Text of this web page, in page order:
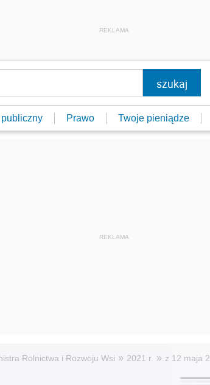
REKLAMA
Prawo Twoje pieniądze
Rolnictwa i Rozwoju Wsi » 2021 r. » z 12 maja